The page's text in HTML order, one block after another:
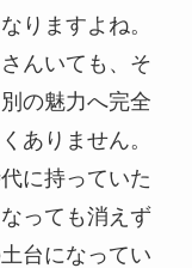
りますよね。
んいても、そ
の魅力へ完全
ありません。
に持っていた
っても消えず
台になってい